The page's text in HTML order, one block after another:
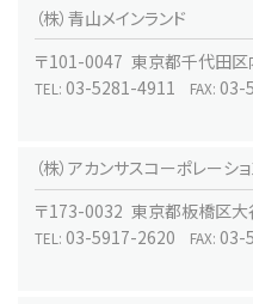
（株）青山メインランド
〒101-0047 東京都千代田
TEL: 03-5281-4911 FAX: 03-
（株）アカンサスコーポレーシ
〒173-0032 東京都板橋区
TEL: 03-5917-2620 FAX: 03-